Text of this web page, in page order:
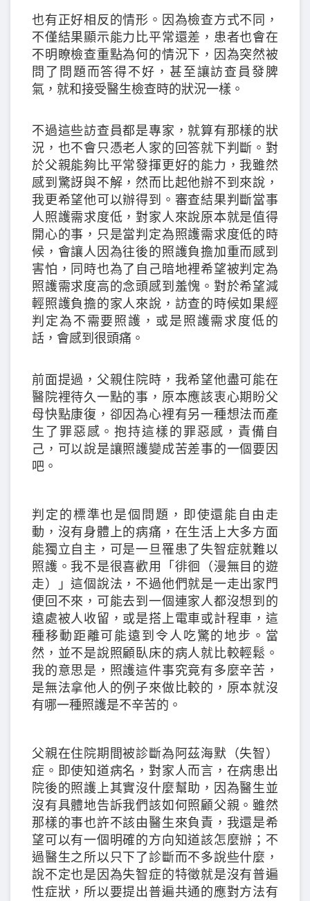
也有正好相反的情形。因為檢查方式不同，
不僅結果顯示能力比平常還差，患者也會在
不明瞭檢查重點為何的情況下，因為突然被
問了問題而答得不好，甚至讓訪查員發脾
氣，就和接受醫生檢查時的狀況一樣。
不過這些訪查員都是專家，就算有那樣的狀
況，也不會只憑老人家的回答就下判斷。對
於父親能夠比平常發揮更好的能力，我雖然
感到驚訝與不解，然而比起他辦不到來說，
我更希望他可以辦得到。審查結果判斷當事
人照護需求度低，對家人來說原本就是值得
開心的事，只是當判定為照護需求度低的時
候，會讓人因為往後的照護負擔加重而感到
害怕，同時也為了自己暗地裡希望被判定為
照護需求度高的念頭感到羞愧。對於希望減
輕照護負擔的家人來說，訪查的時候如果經
判定為不需要照護，或是照護需求度低的
話，會感到很頭痛。
前面提過，父親住院時，我希望他盡可能在
醫院裡待久一點的事，原本應該衷心期盼父
母快點康復，卻因為心裡有另一種想法而產
生了罪惡感。抱持這樣的罪惡感，責備自
己，可以說是讓照護變成苦差事的一個要因
吧。
判定的標準也是個問題，即使還能自由走
動，沒有身體上的病痛，在生活上大多方面
能獨立自主，可是一旦罹患了失智症就難以
照護。我不是很喜歡用「徘徊（漫無目的遊
走）」這個說法，不過他們就是一走出家門
便回不來，可能去到一個連家人都沒想到的
遠處被人收留，或是搭上電車或計程車，這
種移動距離可能遠到令人吃驚的地步。當
然，並不是說照顧臥床的病人就比較輕鬆。
我的意思是，照護這件事究竟有多麼辛苦，
是無法拿他人的例子來做比較的，原本就沒
有哪一種照護是不辛苦的。
父親在住院期間被診斷為阿茲海默（失智）
症。即使知道病名，對家人而言，在病患出
院後的照護上其實沒什麼幫助，因為醫生並
沒有具體地告訴我們該如何照顧父親。雖然
那樣的事也許不該由醫生來負責，我還是希
望可以有一個明確的方向知道該怎麼辦；不
過醫生之所以只下了診斷而不多說些什麼，
說不定也是因為失智症的特徵就是沒有普遍
性症狀，所以要提出普遍共通的應對方法有